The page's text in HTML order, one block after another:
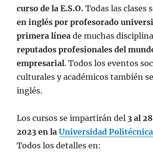
curso de la E.S.O. Todas las clases
en inglés por profesorado
primera línea de muchas
reputados profesionales del
empresarial. Todos los eventos
culturales y académicos también
inglés.
Los cursos se impartirán del 3 al
2023 en laUniversidad
Todos los detalles en: